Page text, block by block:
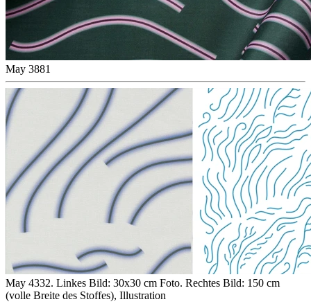
May 3881
May 4332. Linkes Bild: 30x30 cm Foto. Rechtes Bild: 150 cm
(volle Breite des Stoffes), Illustration